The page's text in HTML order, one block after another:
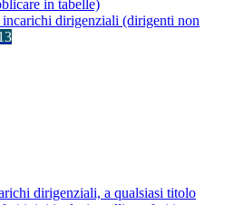
in tabelle)
dirigenziali (dirigenti non
dirigenziali, a qualsiasi titolo